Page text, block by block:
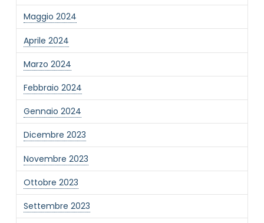
Maggio 2024
Aprile 2024
Marzo 2024
Febbraio 2024
Gennaio 2024
Dicembre 2023
Novembre 2023
Ottobre 2023
Settembre 2023
Informativa Privacy
Ho preso visione dell'informativa privacy
Privacy Policy completa
Newsletter
Desidero rimanere aggiornato sulle ultime
novità dell'Associazione tramite l'iscrizione alla
newsletter
Invia